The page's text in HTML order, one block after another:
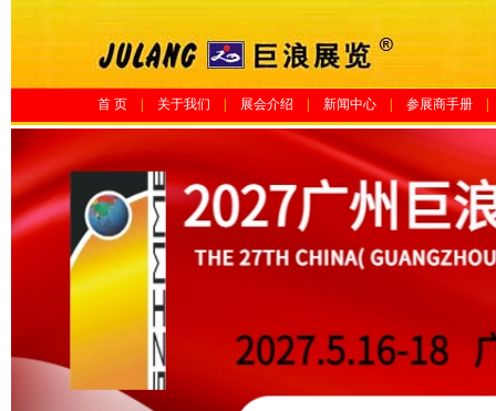
首 页 关于我们 展会介绍 新闻中心 参展商手册|